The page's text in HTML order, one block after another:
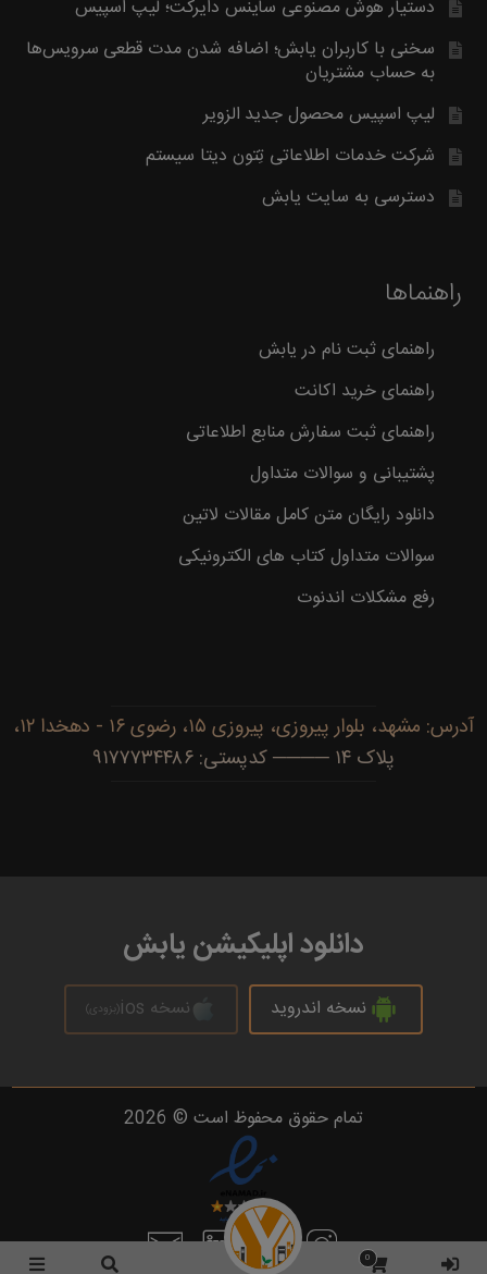
دستیار هوش مصنوعی ساینس دایرکت؛ لیپ اسپیس
سخنی با کاربران یابش؛ اضافه شدن مدت قطعی سرویس‌ها
به حساب مشتریان
لیپ اسپیس محصول جدید الزویر
شرکت خدمات اطلاعاتی تِتون دیتا سیستم
دسترسی به سایت یابش
راهنماها
راهنمای ثبت نام در یابش
راهنمای خرید اکانت
راهنمای ثبت سفارش منابع اطلاعاتی
پشتیبانی و سوالات متداول
دانلود رایگان متن کامل مقالات لاتین
سوالات متداول کتاب های الکترونیکی
رفع مشکلات اندنوت
0
آدرس: مشهد، بلوار پیروزی، پیروزی ۱۵، رضوی ۱۶ - دهخدا ۱۲،
پلاک ۱۴ ──── کدپستی: ۹۱۷۷۷۳۴۴۸۶
دانلود اپلیکیشن یابش
نسخه اندروید نسخه ios (بزودی)
تمام حقوق محفوظ است © 2026